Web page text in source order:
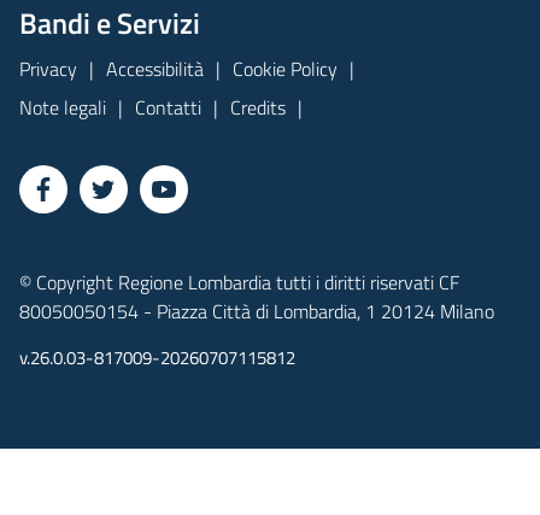
Bandi e Servizi
Privacy Accessibilità
Cookie Policy
Note legali
Contatti Credits
© Copyright Regione Lombardia tutti i diritti riservati CF
80050050154 - Piazza Città di Lombardia, 1 20124 Milano
v.26.0.03-817009-20260707115812